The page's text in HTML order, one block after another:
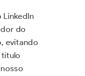
LinkedIn
do
evitando
título